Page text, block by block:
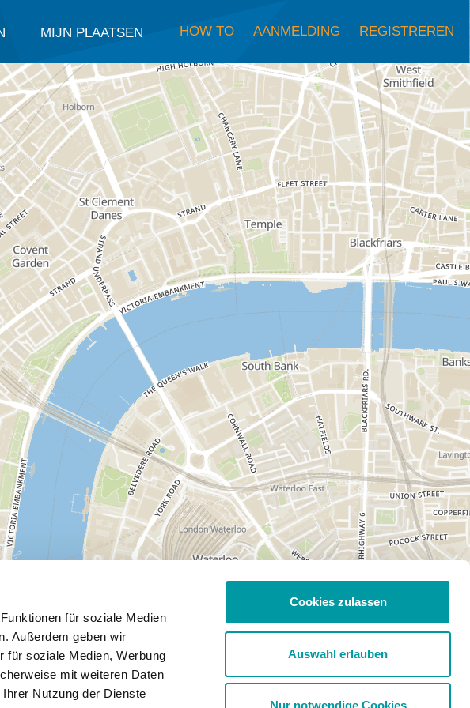
für soziale Medien
Außerdem geben wir
für soziale Medien, Werbung
mit weiteren Daten
Nutzung der Dienste
Cookies zulassen
Auswahl erlauben
Nur notwendige Cookies
MIJN PLAATSEN HOW TO AANMELDING REGISTREREN